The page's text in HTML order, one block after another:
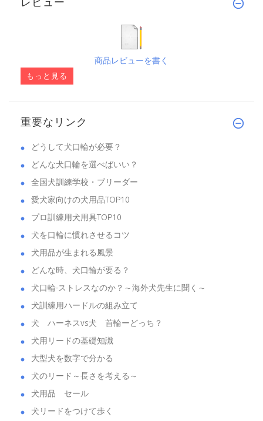
商品レビューを書く
もっと見る
重要なリンク
どうして犬口輪が必要？
どんな犬口輪を選べばいい？
全国犬訓練学校・ブリーダー
愛犬家向けの犬用品TOP10
プロ訓練用犬用具TOP10
犬を口輪に慣れさせるコツ
犬用品が生まれる風景
どんな時、犬口輪が要る？
犬口輪-ストレスなのか？～海外犬先生に聞く～
犬訓練用ハードルの組み立て
犬 ハーネスvs犬 首輪ーどっち？
犬用リードの基礎知識
大型犬を数字で分かる
犬のリード～長さを考える～
犬用品 セール
犬リードをつけて歩く